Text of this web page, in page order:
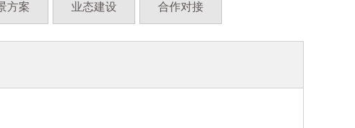
方案 业态建设 合作对接